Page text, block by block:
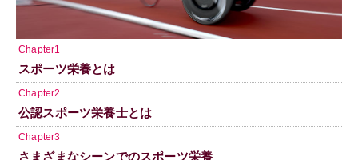
Chapter1
スポーツ栄養とは
Chapter2
公認スポーツ栄養士とは
Chapter3
さまざまなシーンでのスポーツ栄養